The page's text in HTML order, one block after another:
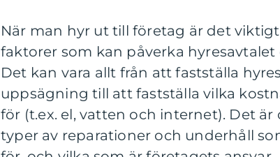
När man hyr ut till företag är det
faktorer som kan påverka
Det kan vara allt från att fastställa
uppsägning till att fastställa vilka
för (t.ex. el, vatten och internet). Det
typer av reparationer och underhåll